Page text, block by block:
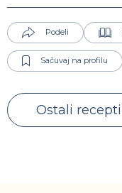
Podeli
Sačuvaj na profilu
Ostali recepti